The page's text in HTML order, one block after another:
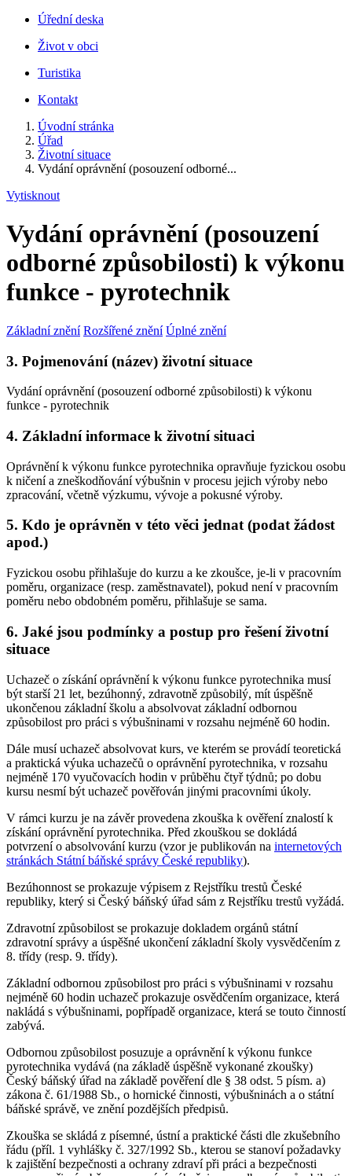
Úřední deska
Život v obci
Turistika
Kontakt
Úvodní stránka
Úřad
Životní situace
Vydání oprávnění (posouzení odborné...
Vytisknout
Vydání oprávnění (posouzení
odborné způsobilosti) k výkonu
funkce - pyrotechnik
Základní znění Rozšířené znění Úplné znění
3. Pojmenování (název) životní situace
Vydání oprávnění (posouzení odborné způsobilosti) k výkonu
funkce - pyrotechnik
4. Základní informace k životní situaci
Oprávnění k výkonu funkce pyrotechnika opravňuje fyzickou osobu
k ničení a zneškodňování výbušnin v procesu jejich výroby nebo
zpracování, včetně výzkumu, vývoje a pokusné výroby.
5. Kdo je oprávněn v této věci jednat (podat žádost
apod.)
Fyzickou osobu přihlašuje do kurzu a ke zkoušce, je-li v pracovním
poměru, organizace (resp. zaměstnavatel), pokud není v pracovním
poměru nebo obdobném poměru, přihlašuje se sama.
6. Jaké jsou podmínky a postup pro řešení životní
situace
Uchazeč o získání oprávnění k výkonu funkce pyrotechnika musí
být starší 21 let, bezúhonný, zdravotně způsobilý, mít úspěšně
ukončenou základní školu a absolvovat základní odbornou
způsobilost pro práci s výbušninami v rozsahu nejméně 60 hodin.
Dále musí uchazeč absolvovat kurs, ve kterém se provádí teoretická
a praktická výuka uchazečů o oprávnění pyrotechnika, v rozsahu
nejméně 170 vyučovacích hodin v průběhu čtyř týdnů; po dobu
kursu nesmí být uchazeč pověřován jinými pracovními úkoly.
V rámci kurzu je na závěr provedena zkouška k ověření znalostí k
získání oprávnění pyrotechnika. Před zkouškou se dokládá
potvrzení o absolvování kurzu (vzor je publikován na internetových
stránkách Státní báňské správy České republiky).
Bezúhonnost se prokazuje výpisem z Rejstříku trestů České
republiky, který si Český báňský úřad sám z Rejstříku trestů vyžádá.
Zdravotní způsobilost se prokazuje dokladem orgánů státní
zdravotní správy a úspěšné ukončení základní školy vysvědčením z
8. třídy (resp. 9. třídy).
Základní odbornou způsobilost pro práci s výbušninami v rozsahu
nejméně 60 hodin uchazeč prokazuje osvědčením organizace, která
nakládá s výbušninami, popřípadě organizace, která se touto činností
zabývá.
Odbornou způsobilost posuzuje a oprávnění k výkonu funkce
pyrotechnika vydává (na základě úspěšně vykonané zkoušky)
Český báňský úřad na základě pověření dle § 38 odst. 5 písm. a)
zákona č. 61/1988 Sb., o hornické činnosti, výbušninách a o státní
báňské správě, ve znění pozdějších předpisů.
Zkouška se skládá z písemné, ústní a praktické části dle zkušebního
řádu (příl. 1 vyhlášky č. 327/1992 Sb., kterou se stanoví požadavky
k zajištění bezpečnosti a ochrany zdraví při práci a bezpečnosti